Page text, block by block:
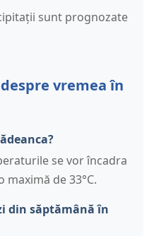
sunt prognozate
vremea în
se vor încadra
maximă de 33°C.
din săptămână în